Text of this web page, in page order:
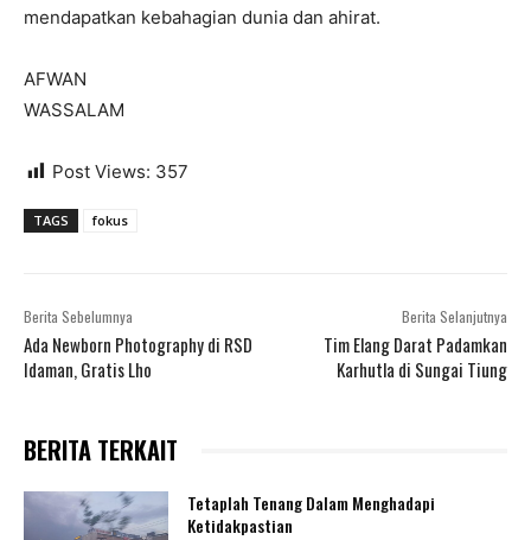
mendapatkan kebahagian dunia dan ahirat.
AFWAN
WASSALAM
Post Views: 357
TAGS fokus
Berita Sebelumnya
Ada Newborn Photography di RSD
Idaman, Gratis Lho
Berita Selanjutnya
Tim Elang Darat Padamkan
Karhutla di Sungai Tiung
BERITA TERKAIT
Tetaplah Tenang Dalam Menghadapi
Ketidakpastian